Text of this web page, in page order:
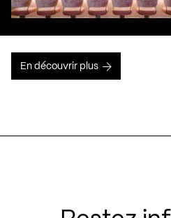
En découvrir plus